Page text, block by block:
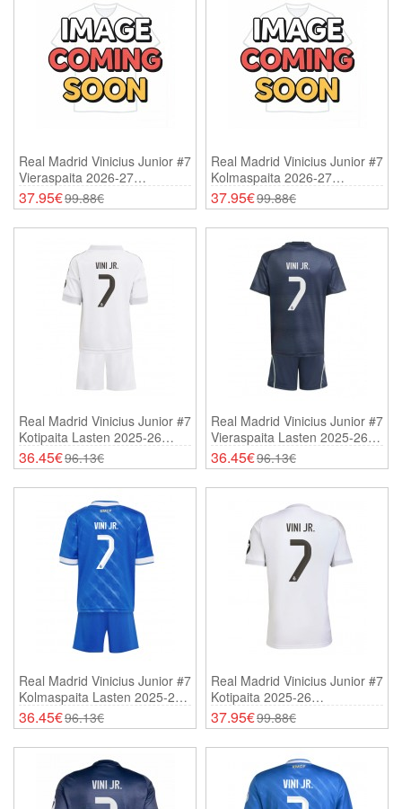
Real Madrid Vinicius Junior #7
Vieraspaita 2026-27
Lyhythihainen
37.95€99.88€
Real Madrid Vinicius Junior #7
Kolmaspaita 2026-27
Lyhythihainen
37.95€99.88€
Real Madrid Vinicius Junior #7
Kotipaita Lasten 2025-26
Lyhythihainen (+ Shortsit)
36.45€96.13€
Real Madrid Vinicius Junior #7
Vieraspaita Lasten 2025-26
Lyhythihainen (+ Shortsit)
36.45€96.13€
Real Madrid Vinicius Junior #7
Kolmaspaita Lasten 2025-26
Lyhythihainen (+ Shortsit)
36.45€96.13€
Real Madrid Vinicius Junior #7
Kotipaita 2025-26
Lyhythihainen
37.95€99.88€